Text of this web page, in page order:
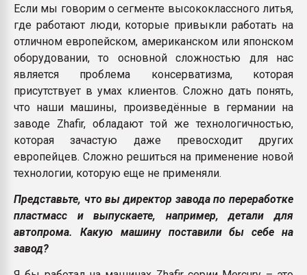
Если мы говорим о сегменте высококлассного литья,
где работают люди, которые привыкли работать на
отличном европейском, американском или японском
оборудовании, то основной сложностью для нас
является проблема консерватизма, которая
присутствует в умах клиентов. Сложно дать понять,
что наши машины, произведённые в германии на
заводе Zhafir, обладают той же технологичностью,
которая зачастую даже превосходит других
европейцев. Сложно решиться на применение новой
технологии, которую еще не применяли.
Представьте, что вы директор завода по переработке
пластмасс и выпускаете, например, детали для
автопрома. Какую машину поставили бы себе на
завод?